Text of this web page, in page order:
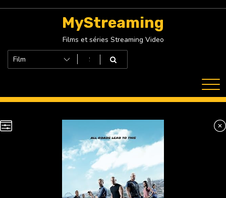
MyStreaming
Films et séries Streaming Video